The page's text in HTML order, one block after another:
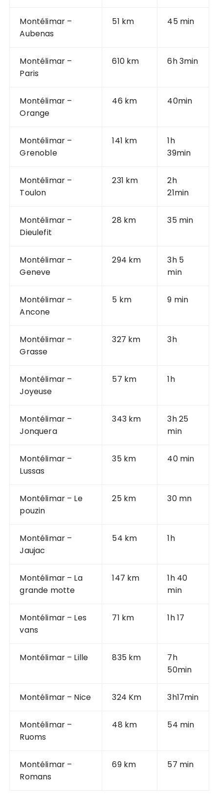
Montélimar –
Aubenas
51 km 45 min
Montélimar –
Paris
610 km 6h 3min
Montélimar –
Orange
46 km 40min
Montélimar –
Grenoble
141 km
1h
39min
Montélimar –
Toulon
231 km
2h
21min
Montélimar –
Dieulefit
28 km 35 min
Montélimar –
Geneve
294 km
3h 5
min
Montélimar –
Ancone
5 km 9 min
Montélimar –
Grasse
327 km 3h
Montélimar –
Joyeuse
57 km 1h
Montélimar –
Jonquera
343 km
3h 25
min
Montélimar –
Lussas
35 km 40 min
Montélimar – Le
pouzin
25 km 30 mn
Montélimar –
Jaujac
54 km 1h
Montélimar – La
grande motte
147 km
1h 40
min
Montélimar – Les
vans
71 km 1h 17
Montélimar – Lille 835 km
7h
50min
Montélimar – Nice 324 Km 3h17min
Montélimar –
Ruoms
48 km 54 min
Montélimar –
Romans
69 km 57 min